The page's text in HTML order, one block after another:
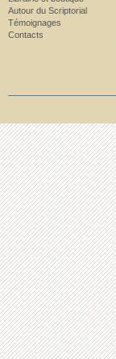
Autour du Scriptorial
Témoignages
Contacts